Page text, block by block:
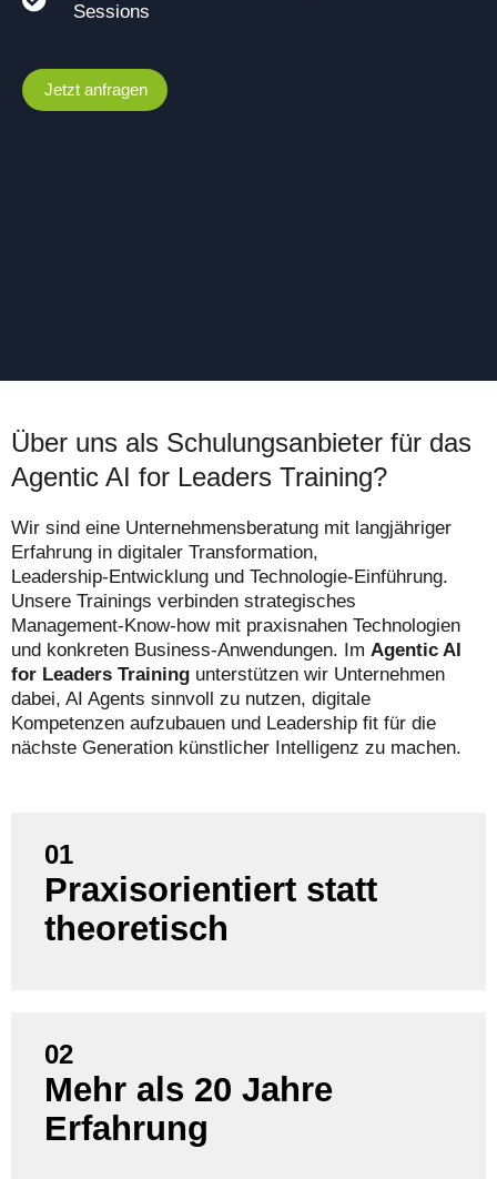
Sessions
Jetzt anfragen
Über uns als Schulungsanbieter für das
Agentic AI for Leaders Training?
Wir sind eine Unternehmensberatung mit langjähriger
Erfahrung in digitaler Transformation,
Leadership‑Entwicklung und Technologie‑Einführung.
Unsere Trainings verbinden strategisches
Management‑Know‑how mit praxisnahen Technologien
und konkreten Business‑Anwendungen. Im Agentic AI
for Leaders Training unterstützen wir Unternehmen
dabei, AI Agents sinnvoll zu nutzen, digitale
Kompetenzen aufzubauen und Leadership fit für die
nächste Generation künstlicher Intelligenz zu machen.
01
Praxisorientiert statt
theoretisch
Unsere Schulungen basieren auf realen
Projekterfahrungen, nicht nur auf Lehrbuchwissen.
02
Mehr als 20 Jahre
Erfahrung
Wir kennen Anforderungen und Herausforderungen
zahlreicher Branchen und bringen wertvolle Insights
direkt in Ihre Schulung ein.